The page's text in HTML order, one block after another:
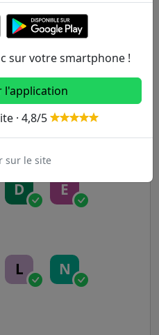
7B 8
D E
L N
sur votre smartphone !
l'application
· 4,8/5
sur le site